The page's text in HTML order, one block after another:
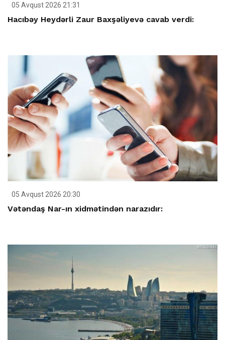
05 Avqust 2026 21:31
Hacıbəy Heydərli Zaur Baxşəliyevə cavab verdi:
05 Avqust 2026 20:30
Vətəndaş Nar-ın xidmətindən narazıdır: